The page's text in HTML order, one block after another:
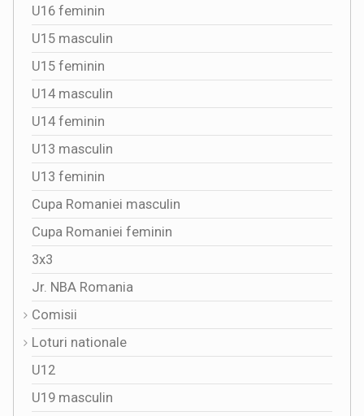
U16 feminin
U15 masculin
U15 feminin
U14 masculin
U14 feminin
U13 masculin
U13 feminin
Cupa Romaniei masculin
Cupa Romaniei feminin
3x3
Jr. NBA Romania
Comisii
Loturi nationale
U12
U19 masculin